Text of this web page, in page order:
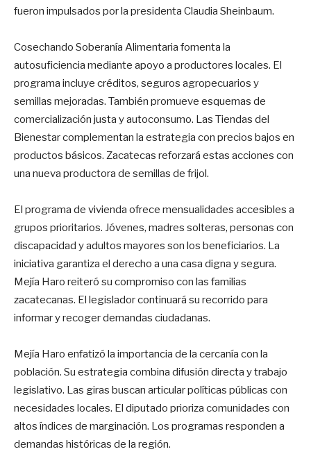
fueron impulsados por la presidenta Claudia Sheinbaum.
Cosechando Soberanía Alimentaria fomenta la
autosuficiencia mediante apoyo a productores locales. El
programa incluye créditos, seguros agropecuarios y
semillas mejoradas. También promueve esquemas de
comercialización justa y autoconsumo. Las Tiendas del
Bienestar complementan la estrategia con precios bajos en
productos básicos. Zacatecas reforzará estas acciones con
una nueva productora de semillas de frijol.
El programa de vivienda ofrece mensualidades accesibles a
grupos prioritarios. Jóvenes, madres solteras, personas con
discapacidad y adultos mayores son los beneficiarios. La
iniciativa garantiza el derecho a una casa digna y segura.
Mejía Haro reiteró su compromiso con las familias
zacatecanas. El legislador continuará su recorrido para
informar y recoger demandas ciudadanas.
Mejía Haro enfatizó la importancia de la cercanía con la
población. Su estrategia combina difusión directa y trabajo
legislativo. Las giras buscan articular políticas públicas con
necesidades locales. El diputado prioriza comunidades con
altos índices de marginación. Los programas responden a
demandas históricas de la región.